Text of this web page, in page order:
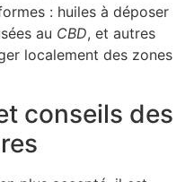
: huiles à déposer
au CBD, et autres
localement des zones
conseils des